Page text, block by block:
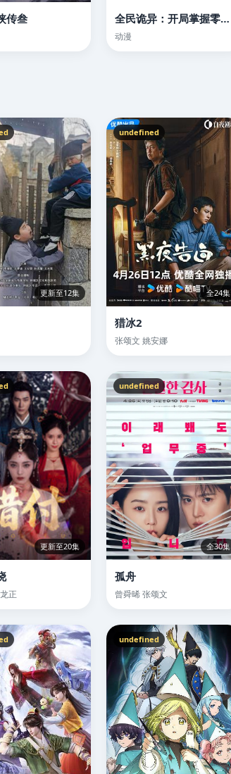
传叁 全民诡异：开局掌握零元购·动态漫画
动漫
更新至12集
undefined
全24集
猎冰2
张颂文 姚安娜
更新至20集
正
undefined
全30集
孤舟
曾舜晞 张颂文
undefined